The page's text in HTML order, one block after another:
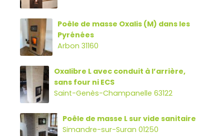
Poêle de masse Oxalis (M) dans les
Pyrénées
Arbon 31160
Oxalibre L avec conduit à l’arrière,
sans four ni ECS
Saint-Genès-Champanelle 63122
Poêle de masse L sur vide sanitaire
Simandre-sur-Suran 01250